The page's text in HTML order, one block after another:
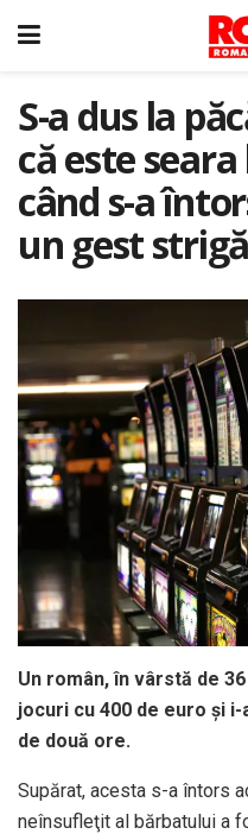
S-a dus la
că este
când s-a
un gest
Un român, în vârstă de
jocuri cu 400 de euro şi
de două ore.
Supărat, acesta s-a întors
neînsufleţit al bărbatului a